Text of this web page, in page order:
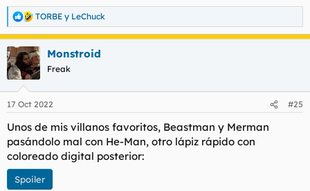
R
e
a
c
c
i
e
:
TORBE y LeChuck
Monstroid
Freak
17 Oct 2022 #25
Unos de mis villanos favoritos, Beastman y Merman
pasándolo mal con He-Man, otro lápiz rápido con
coloreado digital posterior:
Spoiler